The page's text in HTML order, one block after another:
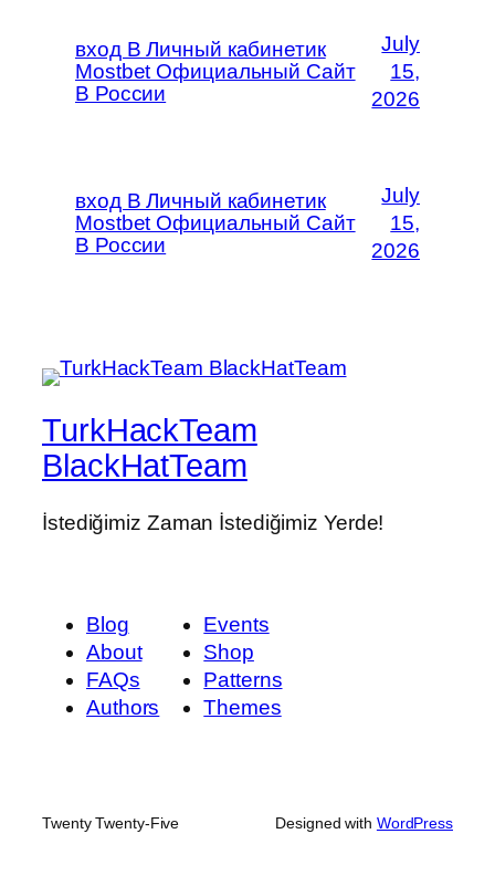
вход В Личный кабинетик
Mostbet Официальный Сайт
В России
July
15,
2026
вход В Личный кабинетик
Mostbet Официальный Сайт
В России
July
15,
2026
TurkHackTeam
BlackHatTeam
İstediğimiz Zaman İstediğimiz Yerde!
Blog
About
FAQs
Authors
Events
Shop
Patterns
Themes
Twenty Twenty-Five Designed with WordPress